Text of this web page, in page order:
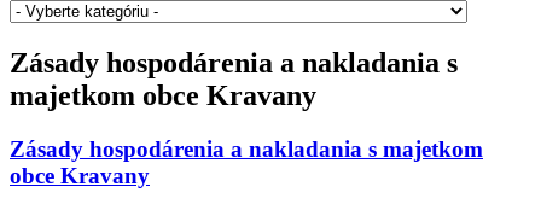
Zásady hospodárenia a nakladania s
majetkom obce Kravany
Zásady hospodárenia a nakladania s majetkom
obce Kravany